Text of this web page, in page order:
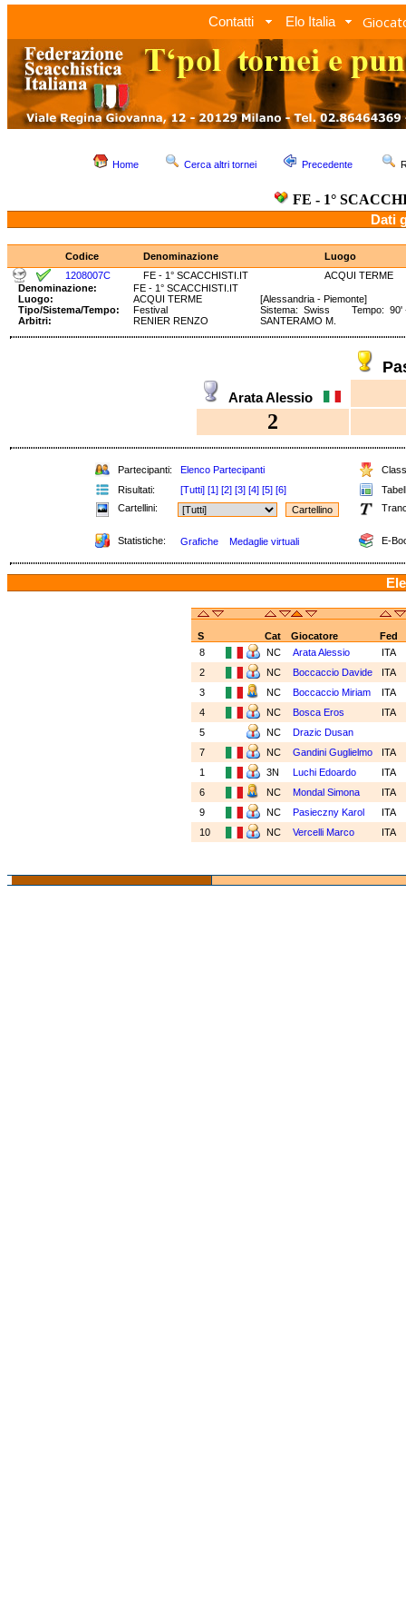
Contatti Elo Italia
Home Cerca altri tornei Precedente
FE - 1°
Dati
Codice Denominazione
Luogo
1208007C
FE - 1° SCACCHISTI.IT
ACQUI TERME
Denominazione:
FE - 1° SCACCHISTI.IT
Luogo:
ACQUI TERME
[Alessandria - Piemonte]
Tipo/Sistema/Tempo:
Festival
Sistema: Swiss Tempo: 90'
Arbitri:
RENIER RENZO SANTERAMO M.
Arata Alessio
2
Partecipanti: Elenco Partecipanti
Risultati:
[Tutti] [1] [2] [3] [4] [5] [6]
Cartellini:
Statistiche: Grafiche Medaglie virtuali E-
S Cat Giocatore
Fed
8
NC Arata Alessio
ITA
2
NC Boccaccio Davide
ITA
3
NC Boccaccio Miriam
ITA
4
NC Bosca Eros
ITA
5
NC
Drazic Dusan
7
NC Gandini Guglielmo
ITA
1
3N Luchi Edoardo
ITA
6
NC Mondal Simona
ITA
9
NC Pasieczny Karol
ITA
10
NC Vercelli Marco ITA